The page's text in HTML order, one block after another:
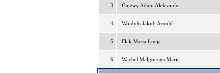
3 Gajewy Adam Aleksander
4 Wojdyło Jakub Arnold
5 Flak Marta Łucja
6 Wachel Małgorzata Maria